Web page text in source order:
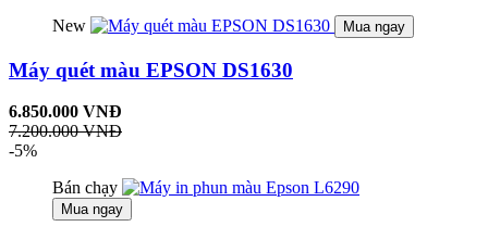
New Mua ngay
Máy quét màu EPSON DS1630
6.850.000 VNĐ
7.200.000 VNĐ
-5%
Bán chạy
Mua ngay